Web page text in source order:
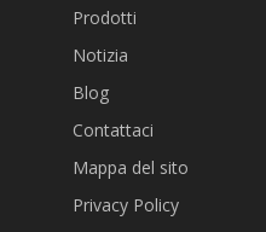
Prodotti
Notizia
Blog
Contattaci
Mappa del sito
Privacy Policy